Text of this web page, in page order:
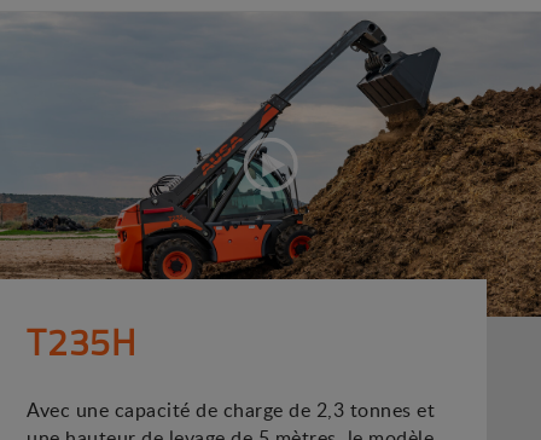
T235H
Avec une capacité de charge de 2,3 tonnes et